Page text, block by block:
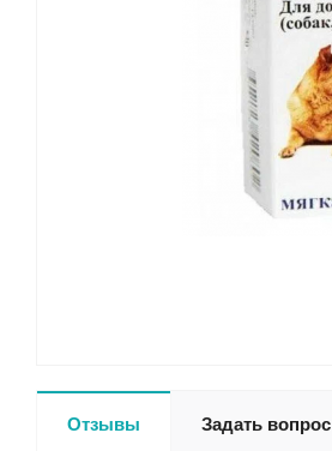
Отзывы Задать вопрос